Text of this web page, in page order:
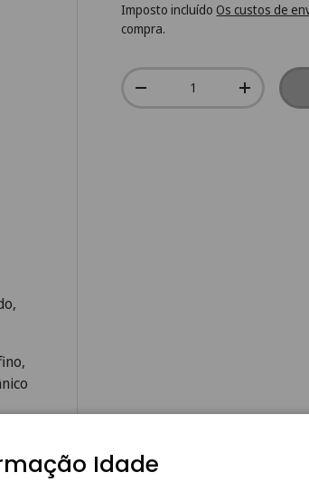
Imposto incluído Os custos de
compra.
Qtd.
-
+
Idade